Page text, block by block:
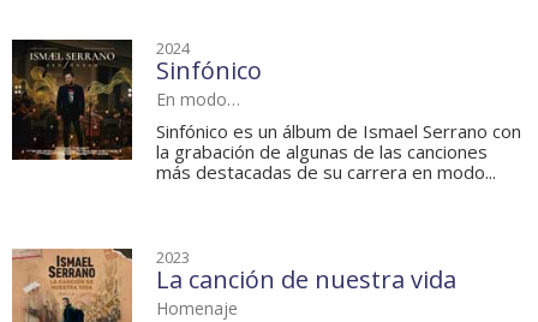
2024
Sinfónico
En modo…
Sinfónico es un álbum de Ismael Serrano con
la grabación de algunas de las canciones
más destacadas de su carrera en modo...
2023
La canción de nuestra vida
Homenaje